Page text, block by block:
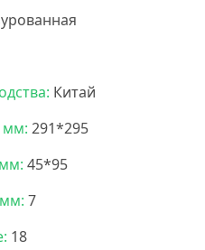
Китай
мм: 291*295
45*95
7
18